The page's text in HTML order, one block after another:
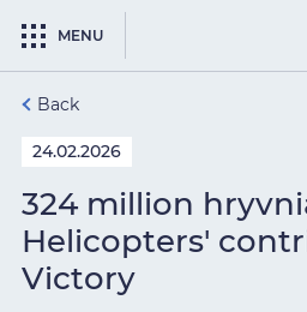
MENU
Back
24.02.2026
324 million
Helicopters'
Victory